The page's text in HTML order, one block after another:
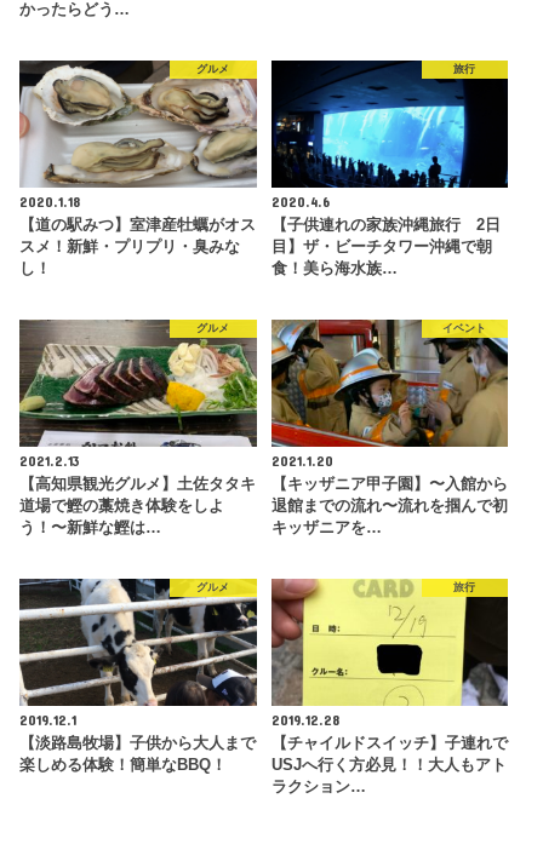
かったらどう…
グルメ
2020.1.18
【道の駅みつ】室津産牡蠣がオス
スメ！新鮮・プリプリ・臭みな
し！
旅行
2020.4.6
【子供連れの家族沖縄旅行 2日
目】ザ・ビーチタワー沖縄で朝
食！美ら海水族…
グルメ
2021.2.13
【高知県観光グルメ】土佐タタキ
道場で鰹の藁焼き体験をしよ
う！〜新鮮な鰹は…
イベント
2021.1.20
【キッザニア甲子園】〜入館から
退館までの流れ〜流れを掴んで初
キッザニアを…
グルメ
2019.12.1
【淡路島牧場】子供から大人まで
楽しめる体験！簡単なBBQ！
旅行
2019.12.28
【チャイルドスイッチ】子連れで
USJへ行く方必見！！大人もアト
ラクション…